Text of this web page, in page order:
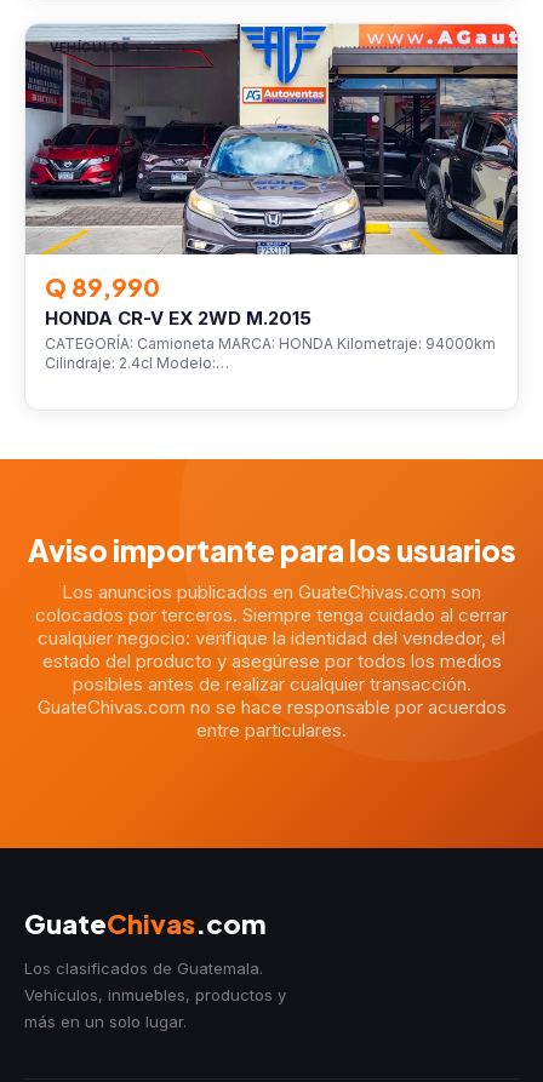
VEHÍCULOS
Q 89,990
HONDA CR-V EX 2WD M.2015
CATEGORÍA: Camioneta MARCA: HONDA Kilometraje: 94000km
Cilindraje: 2.4cl Modelo:…
Aviso importante para los usuarios
Los anuncios publicados en GuateChivas.com son
colocados por terceros. Siempre tenga cuidado al cerrar
cualquier negocio: verifique la identidad del vendedor, el
estado del producto y asegúrese por todos los medios
posibles antes de realizar cualquier transacción.
GuateChivas.com no se hace responsable por acuerdos
entre particulares.
GuateChivas.com
Los clasificados de Guatemala.
Vehículos, inmuebles, productos y
más en un solo lugar.